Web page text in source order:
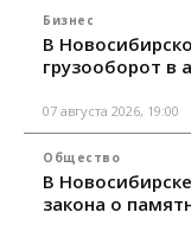
Бизнес
В
грузооборот в
07 августа 2026, 19:00
Общество
В
закона о